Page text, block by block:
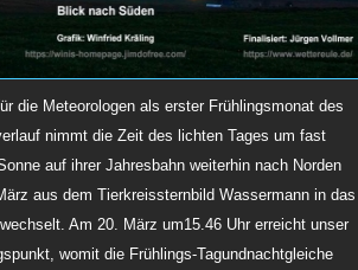
die Meteorologen als erster Frühlingsmonat des
nimmt die Zeit des lichten Tages um fast
auf ihrer Jahresbahn weiterhin nach Norden
aus dem Tierkreissternbild Wassermann in das
Am 20. März um15.46 Uhr erreicht unser
womit die Frühlings-Tagundnachtgleiche